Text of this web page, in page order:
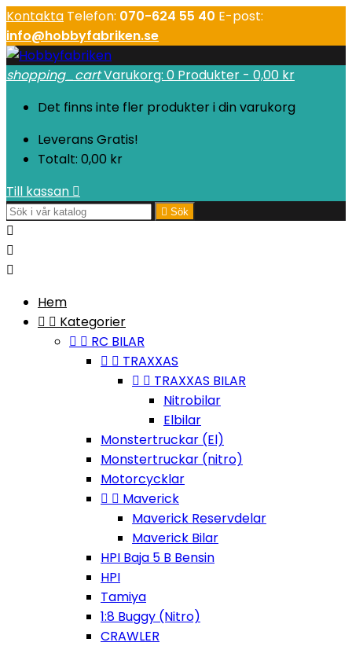
Kontakta Telefon: 070-624 55 40 E-post:
info@hobbyfabriken.se
shopping_cartVarukorg: 0 Produkter - 0,00 kr
Det finns inte fler produkter i din varukorg
Leverans Gratis!
Totalt: 0,00 kr
Till kassan 
 Sök



Hem
  Kategorier
  RC BILAR
  TRAXXAS
  TRAXXAS BILAR
Nitrobilar
Elbilar
Monstertruckar (El)
Monstertruckar (nitro)
Motorcycklar
  Maverick
Maverick Reservdelar
Maverick Bilar
HPI Baja 5 B Bensin
HPI
Tamiya
1:8 Buggy (Nitro)
CRAWLER